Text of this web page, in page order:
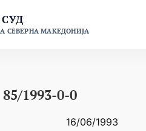
СЕВЕРНА МАКЕДОНИЈА
85/1993-0-0
16/06/1993